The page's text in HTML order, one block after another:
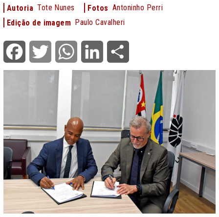
Autoria Tote Nunes Fotos Antoninho Perri
Edição de imagem Paulo Cavalheri
Facebook Twitter WhatsApp LinkedIn